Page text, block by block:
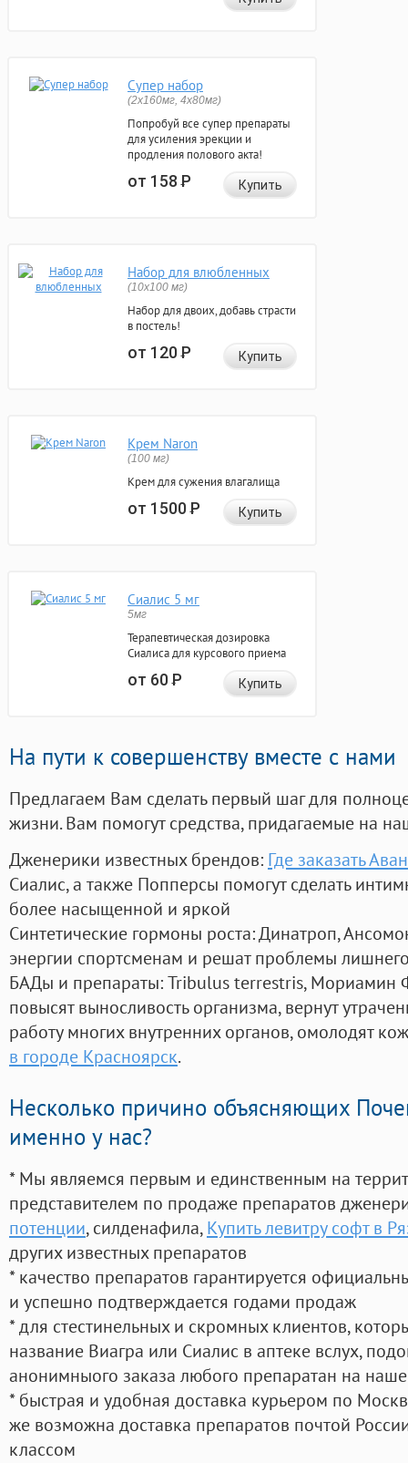
Супер набор
(2х160мг, 4х80мг)
Попробуй все супер препараты
для усиления эрекции и
продления полового акта!
от 158Р Купить
Набор для влюбленных
(10х100 мг)
Набор для двоих, добавь страсти
в постель!
от 120Р Купить
Крем Naron
(100 мг)
Крем для сужения влагалища
от 1500Р Купить
Сиалис 5 мг
5мг
Терапевтическая дозировка
Сиалиса для курсового приема
от 60Р Купить
На пути к совершенству вместе с нами
Предлагаем Вам сделать первый шаг для
жизни. Вам помогут средства, придагаемые на
Дженерики известных брендов: Где заказать
Сиалис, а также Попперсы помогут сделать
более насыщенной и яркой
Синтетические гормоны роста: Динатроп,
энергии спортсменам и решат проблемы
БАДы и препараты:Tribulus terrestris, Мориамин
повысят выносливость организма, вернут
работу многих внутренних органов, омолодят
в городе Красноярск.
Несколько причино объясняющих
именно у нас?
* Мы являемся первым и единственным на
представителем по продаже препаратов
потенции, силденафила, Купить левитру софт в
других известных препаратов
* качество препаратов гарантируется
и успешно подтверждается годами продаж
* для стестинельных и скромных клиентов,
название Виагра или Сиалис в аптеке вслух,
анонимныого заказа любого препаратан на
* быстрая и удобная доставка курьером по
же возможна доставка препаратов почтой
классом